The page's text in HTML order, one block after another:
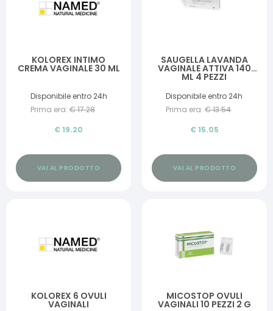
KOLOREX INTIMO
CREMA VAGINALE 30 ML
Disponibile entro 24h
Prima era: €17.28
€ 19.20
VAI AL PRODOTTO
SAUGELLA LAVANDA
VAGINALE ATTIVA 140
ML 4 PEZZI
Disponibile entro 24h
Prima era: €13.54
€ 15.05
VAI AL PRODOTTO
KOLOREX 6 OVULI
VAGINALI
MICOSTOP OVULI
VAGINALI 10 PEZZI 2 G